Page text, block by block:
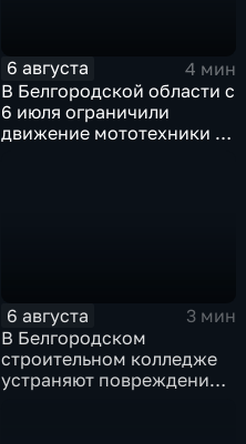
6 августа
4 мин
В Белгородской области с
6 июля ограничили
движение мототехники в
6 августа
3 мин
В Белгородском
строительном колледже
устраняют повреждения